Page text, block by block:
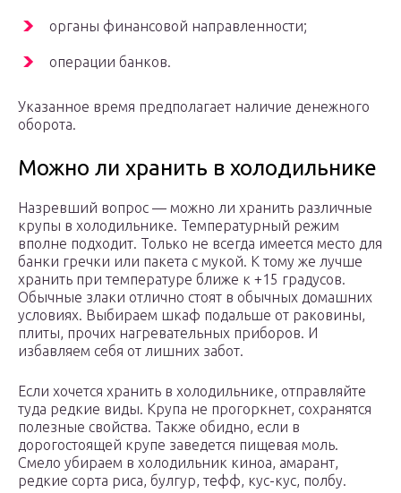
органы финансовой направленности;
операции банков.
Указанное время предполагает наличие денежного
оборота.
Можно ли хранить в холодильнике
Назревший вопрос — можно ли хранить различные
крупы в холодильнике. Температурный режим
вполне подходит. Только не всегда имеется место для
банки гречки или пакета с мукой. К тому же лучше
хранить при температуре ближе к +15 градусов.
Обычные злаки отлично стоят в обычных домашних
условиях. Выбираем шкаф подальше от раковины,
плиты, прочих нагревательных приборов. И
избавляем себя от лишних забот.
Если хочется хранить в холодильнике, отправляйте
туда редкие виды. Крупа не прогоркнет, сохранятся
полезные свойства. Также обидно, если в
дорогостоящей крупе заведется пищевая моль.
Смело убираем в холодильник киноа, амарант,
редкие сорта риса, булгур, тефф, кус-кус, полбу.